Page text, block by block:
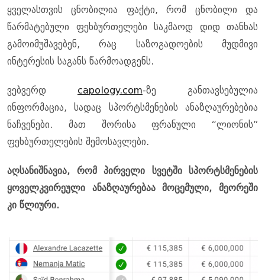
ყველასთვის ცნობილია ფაქტი, რომ ცნობილი და
წარმატებული ფეხბურთელები საკმაოდ დიდ თანხას
გამოიმუშავებენ, რაც საზოგადოების მუდმივი
ინტერესის საგანს წარმოადგენს.
ვებვერდ capology.com-ზე განთავსებულია
ინფორმაცია, სადაც სპორტსმენების ანაზღაურებებია
ნაჩვენები. მათ შორისა ფრანული “ლიონის”
ფეხბურთელების შემოსავლები.
აღსანიშნავია, რომ პირველი სვეტში სპორტსმენების
ყოველკვირეული ანაზღაურებაა მოცემული, მეორეში
კი წლიური.